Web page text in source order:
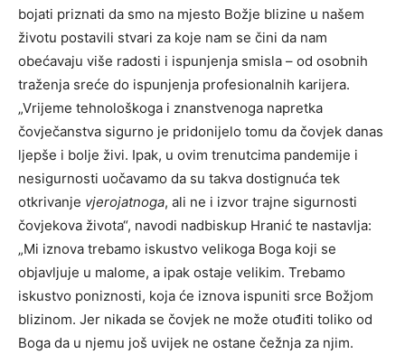
bojati priznati da smo na mjesto Božje blizine u našem
životu postavili stvari za koje nam se čini da nam
obećavaju više radosti i ispunjenja smisla – od osobnih
traženja sreće do ispunjenja profesionalnih karijera.
„Vrijeme tehnološkoga i znanstvenoga napretka
čovječanstva sigurno je pridonijelo tomu da čovjek danas
ljepše i bolje živi. Ipak, u ovim trenutcima pandemije i
nesigurnosti uočavamo da su takva dostignuća tek
otkrivanje vjerojatnoga, ali ne i izvor trajne sigurnosti
čovjekova života“, navodi nadbiskup Hranić te nastavlja:
„Mi iznova trebamo iskustvo velikoga Boga koji se
objavljuje u malome, a ipak ostaje velikim. Trebamo
iskustvo poniznosti, koja će iznova ispuniti srce Božjom
blizinom. Jer nikada se čovjek ne može otuđiti toliko od
Boga da u njemu još uvijek ne ostane čežnja za njim.